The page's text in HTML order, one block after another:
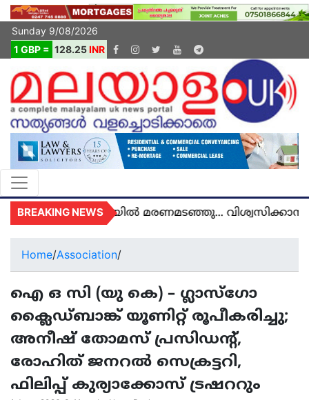
Sunday 9/08/2026
1 GBP = 128.25INR
BREAKING NEWS
യുകെയിൽ മരണമടഞ്ഞു... വിശ്വസിക്കാനാകാതെ
Home/Association/
ഐ ഒ സി (യു കെ) – ഗ്ലാസ്ഗോ
ക്ലൈഡ്ബാങ്ക് യൂണിറ്റ് രൂപീകരിച്ചു;
അനീഷ് തോമസ് പ്രസിഡന്റ്‌,
രോഹിത് ജനറൽ സെക്രട്ടറി,
ഫിലിപ്പ് കുര്യാക്കോസ് ട്രഷററും